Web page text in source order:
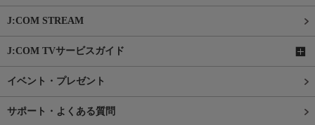
J:COM STREAM
J:COM TVサービスガイド
イベント・プレゼント
サポート・よくある質問